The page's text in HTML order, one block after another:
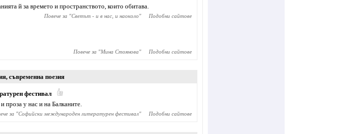
й за времето и пространството, които обитава.
Повече за "Светът - и в нас, и наоколо" Подобни сайтове
Повече за "Мина Стоянова" Подобни сайтове
, съвременна поезия
фестивал
проза у нас и на Балканите.
за "Софийски международен литературен фестивал" Подобни сайтове